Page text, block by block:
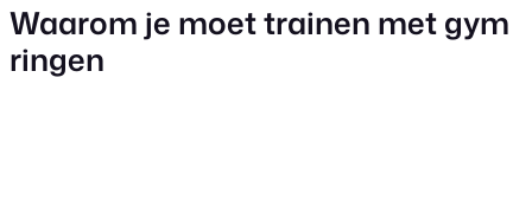
Waarom je moet trainen met gym
ringen